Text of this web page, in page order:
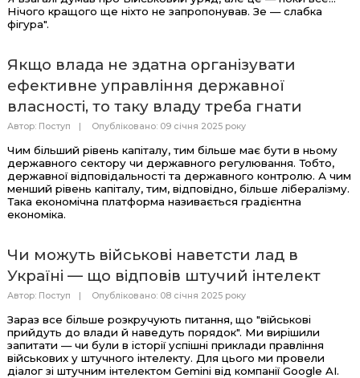
Нічого кращого ще ніхто не запропонував. Зе — слабка
фігура".
Якщо влада не здатна організувати
ефективне управління державної
власності, то таку владу треба гнати
Автор: Поступ Опубліковано: 09 січня 2025 року
Чим більший рівень капіталу, тим більше має бути в ньому
державного сектору чи державного регулювання. Тобто,
державної відповідальності та державного контролю. А чим
менший рівень капіталу, тим, відповідно, більше лібералізму.
Така економічна платформа називається градієнтна
економіка.
Чи можуть військові наветсти лад в
Україні — що відповів штучий інтелект
Автор: Поступ Опубліковано: 08 січня 2025 року
Зараз все більше розкручують питання, що "військові
прийдуть до влади й наведуть порядок". Ми вирішили
запитати — чи були в історії успішні приклади правління
військових у штучного інтелекту. Для цього ми провели
діалог зі штучним інтелектом Gemini від компанії Google AI.